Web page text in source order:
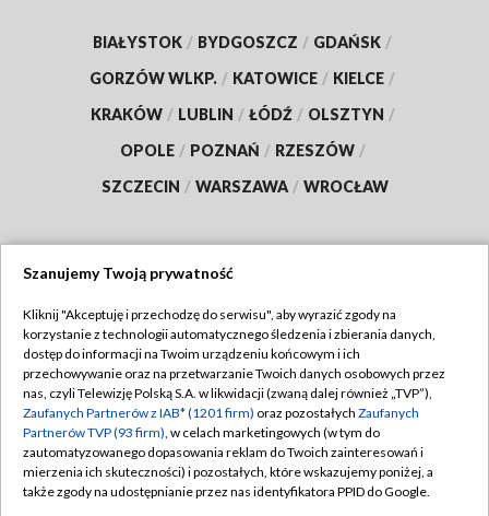
BIAŁYSTOK / BYDGOSZCZ / GDAŃSK /
GORZÓW WLKP. / KATOWICE / KIELCE /
KRAKÓW / LUBLIN / ŁÓDŹ / OLSZTYN /
OPOLE / POZNAŃ / RZESZÓW /
SZCZECIN / WARSZAWA / WROCŁAW
TVP
Abonament TVP
Emisja w TVP
Centrum informacji TVP
Naziemna Telewizja Cyfrowa
Regulamin TVP
Polityka prywatności
Moje zgody
Pomoc
Szanujemy Twoją prywatność
Kliknij "Akceptuję i przechodzę do serwisu", aby wyrazić zgody na
korzystanie z technologii automatycznego śledzenia i zbierania danych,
dostęp do informacji na Twoim urządzeniu końcowym i ich
przechowywanie oraz na przetwarzanie Twoich danych osobowych przez
nas, czyli Telewizję Polską S.A. w likwidacji (zwaną dalej również „TVP”),
Zaufanych Partnerów z IAB* (1201 firm) oraz pozostałych Zaufanych
Partnerów TVP (93 firm), w celach marketingowych (w tym do
zautomatyzowanego dopasowania reklam do Twoich zainteresowań i
mierzenia ich skuteczności) i pozostałych, które wskazujemy poniżej, a
także zgody na udostępnianie przez nas identyfikatora PPID do Google.